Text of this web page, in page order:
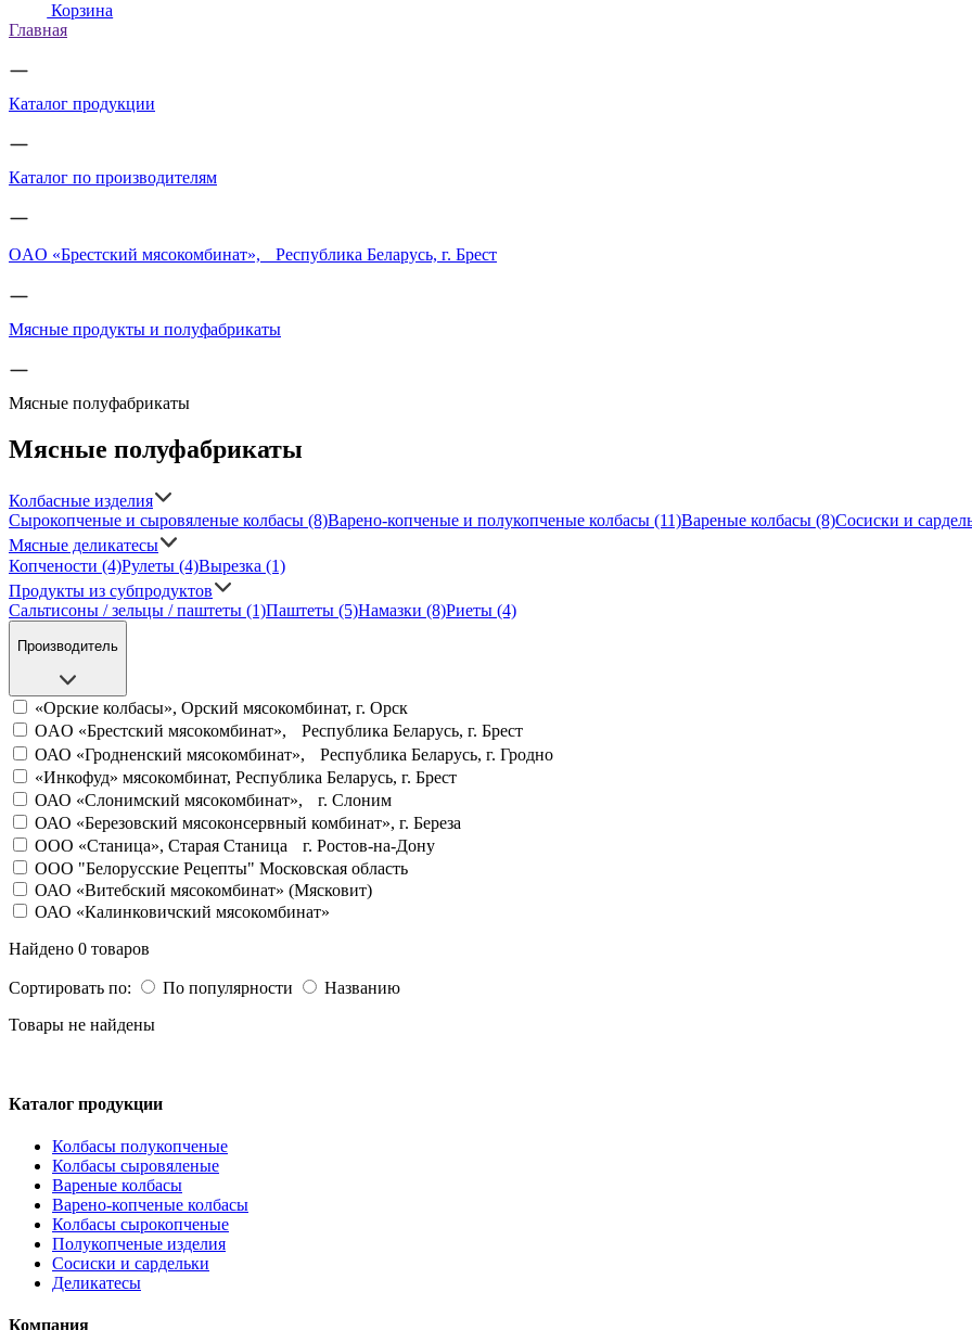
Корзина
Главная
Каталог продукции
Каталог по производителям
OAO «Брестский мясокомбинат», Республика Беларусь, г. Брест
Мясные продукты и полуфабрикаты
Мясные полуфабрикаты
Мясные полуфабрикаты
Колбасные изделия
Сырокопченые и сыровяленые колбасы (8)Варено-копченые и полукопченые колбасы (11)Вареные колбасы (8)Сосиски и
Мясные деликатесы
Копчености (4)Рулеты (4)Вырезка (1)
Продукты из субпродуктов
Сальтисоны / зельцы / паштеты (1)Паштеты (5)Намазки (8)Риеты (4)
Производитель
«Орские колбасы», Орский мясокомбинат, г. Орск
OAO «Брестский мясокомбинат», Республика Беларусь, г. Брест
ОАО «Гродненский мясокомбинат», Республика Беларусь, г. Гродно
«Инкофуд» мясокомбинат, Республика Беларусь, г. Брест
ОАО «Слонимский мясокомбинат», г. Слоним
ОАО «Березовский мясоконсервный комбинат», г. Береза
OOO «Станица», Старая Станица г. Ростов-на-Дону
ООО "Белорусские Рецепты" Московская область
ОАО «Витебский мясокомбинат» (Мясковит)
ОАО «Калинковичский мясокомбинат»
Найдено 0 товаров
Сортировать по: По популярности
Названию
Товары не найдены
Каталог продукции
Колбасы полукопченые
Колбасы сыровяленые
Вареные колбасы
Варено-копченые колбасы
Колбасы сырокопченые
Полукопченые изделия
Сосиски и сардельки
Деликатесы
Компания